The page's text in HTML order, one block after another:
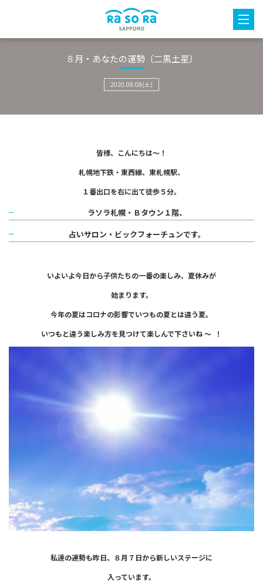
８月・あなたの運勢〔二黒土星〕
2020.08.08(土)
皆様、こんにちは～！
札幌地下鉄・東西線、東札幌駅、
１番出口を右に出て徒歩５分。
ラソラ札幌・Ｂタウン１階、
占いサロン・ビックフォーチュンです。
いよいよ今日から子供たちの一番の楽しみ、 夏休みが
始まります。
今年の夏はコロナの影響でいつもの夏とは違う夏。
いつもと違う楽しみ方を見つけて楽しんで下さいね ～ ！
私達の運勢も昨日、８月７日から新しいステージに
入っています。